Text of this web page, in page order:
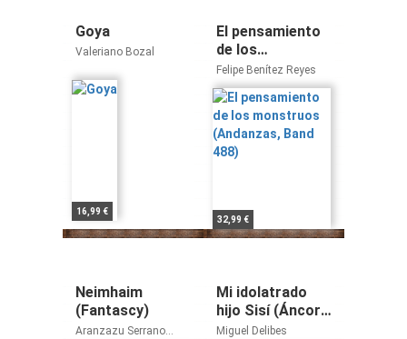
Goya
Valeriano Bozal
16,99 €
El pensamiento
de los
monstruos
(Andanzas, Band
488)
Felipe Benítez Reyes
32,99 €
Neimhaim
(Fantascy)
Aranzazu Serrano
Mi idolatrado
hijo Sisí (Áncora
& Delfin)
Miguel Delibes